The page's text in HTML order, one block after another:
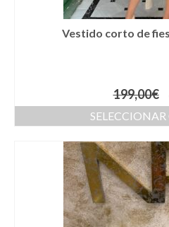
Diademas
Esparteñas
Llaveros
Pamelas
Pañuelos
Peinetas
Vestido corto de
199,00€